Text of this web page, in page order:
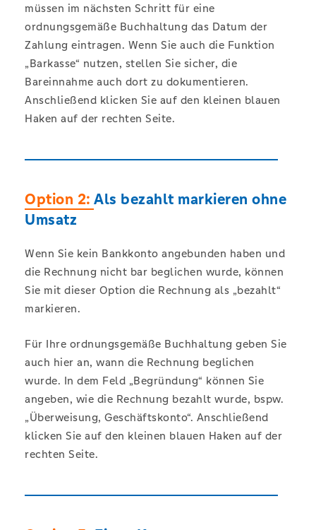
müssen im nächsten Schritt für eine
ordnungsgemäße Buchhaltung das Datum der
Zahlung eintragen. Wenn Sie auch die Funktion
„Barkasse“ nutzen, stellen Sie sicher, die
Bareinnahme auch dort zu dokumentieren.
Anschließend klicken Sie auf den kleinen blauen
Haken auf der rechten Seite.
Option 2: Als bezahlt markieren ohne
Umsatz
Wenn Sie kein Bankkonto angebunden haben und
die Rechnung nicht bar beglichen wurde, können
Sie mit dieser Option die Rechnung als „bezahlt“
markieren.
Für Ihre ordnungsgemäße Buchhaltung geben Sie
auch hier an, wann die Rechnung beglichen
wurde. In dem Feld „Begründung“ können Sie
angeben, wie die Rechnung bezahlt wurde, bspw.
„Überweisung, Geschäftskonto“. Anschließend
klicken Sie auf den kleinen blauen Haken auf der
rechten Seite.